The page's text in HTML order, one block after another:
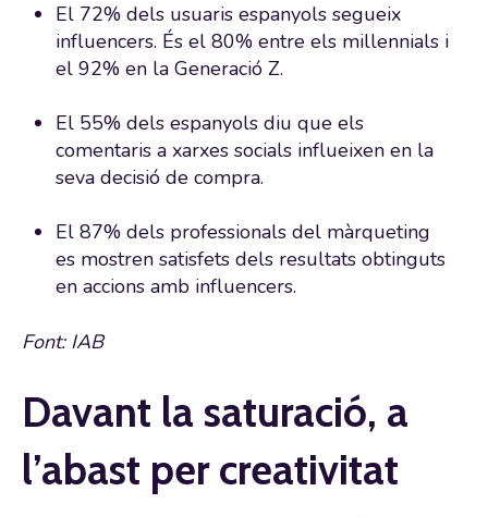
El 72% dels usuaris espanyols segueix
influencers. És el 80% entre els millennials i
el 92% en la Generació Z.
El 55% dels espanyols diu que els
comentaris a xarxes socials influeixen en la
seva decisió de compra.
El 87% dels professionals del màrqueting
es mostren satisfets dels resultats obtinguts
en accions amb influencers.
Font: IAB
Davant la saturació, a
l’abast per creativitat